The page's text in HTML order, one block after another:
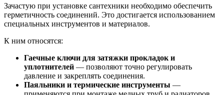
Зачастую при установке сантехники необходимо обеспечить
герметичность соединений. Это достигается использованием
специальных инструментов и материалов.
К ним относятся:
Гаечные ключи для затяжки прокладок и
уплотнителей — позволяют точно регулировать
давление и закреплять соединения.
Паяльники и термические инструменты —